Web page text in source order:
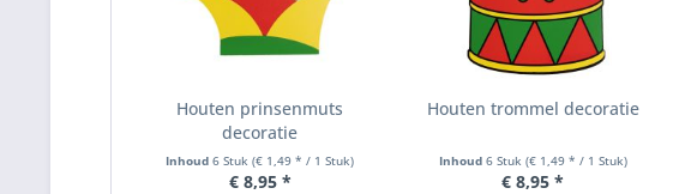
Houten prinsenmuts
decoratie
Inhoud6 Stuk(€ 1,49 * / 1 Stuk)
€ 8,95 *
Houten trommel decoratie
Inhoud 6 Stuk (€ 1,49 * / 1 Stuk)
€ 8,95 *